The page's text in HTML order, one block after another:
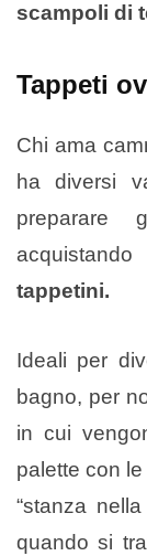
scampoli di
Tappeti
Chi ama
ha diversi
preparare
tappetini.
Ideali per
bagno, per
in cui
palette con
“stanza
quando si